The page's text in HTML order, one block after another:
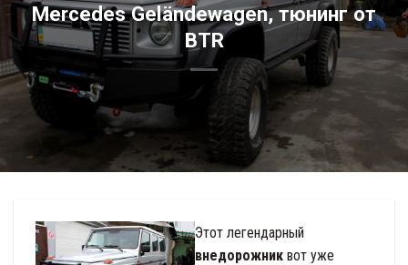
Mercedes Geländewagen, тюнинг от
BTR
Этот легендарный
внедорожник вот уже